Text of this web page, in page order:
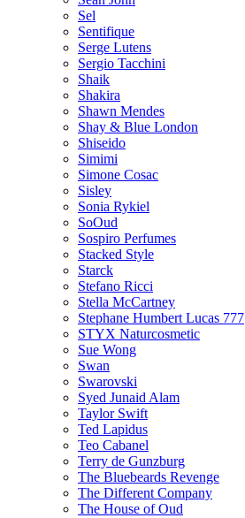
Sel
Sentifique
Serge Lutens
Sergio Tacchini
Shaik
Shakira
Shawn Mendes
Shay & Blue London
Shiseido
Simimi
Simone Cosac
Sisley
Sonia Rykiel
SoOud
Sospiro Perfumes
Stacked Style
Starck
Stefano Ricci
Stella McCartney
Stephane Humbert Lucas 777
STYX Naturсosmetic
Sue Wong
Swan
Swarovski
Syed Junaid Alam
Taylor Swift
Ted Lapidus
Teo Cabanel
Terry de Gunzburg
The Bluebeards Revenge
The Different Company
The House of Oud